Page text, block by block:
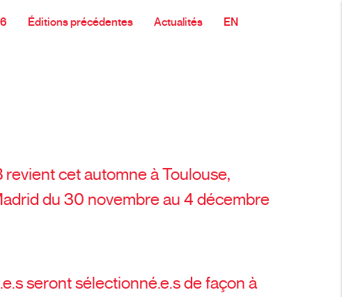
Éditions précédentes Actualités EN
revient cet automne à Toulouse,
du 30 novembre au 4 décembre
seront sélectionné.e.s de façon à